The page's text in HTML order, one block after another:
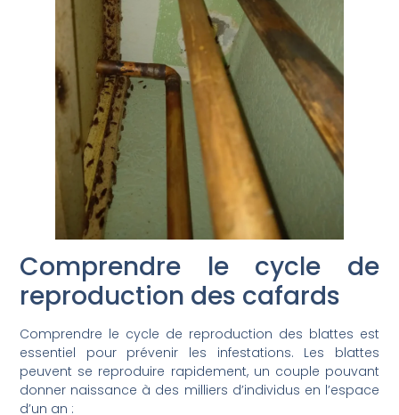
Comprendre le cycle de
reproduction des cafards
Comprendre le cycle de reproduction des blattes est
essentiel pour prévenir les infestations. Les blattes
peuvent se reproduire rapidement, un couple pouvant
donner naissance à des milliers d’individus en l’espace
d’un an :